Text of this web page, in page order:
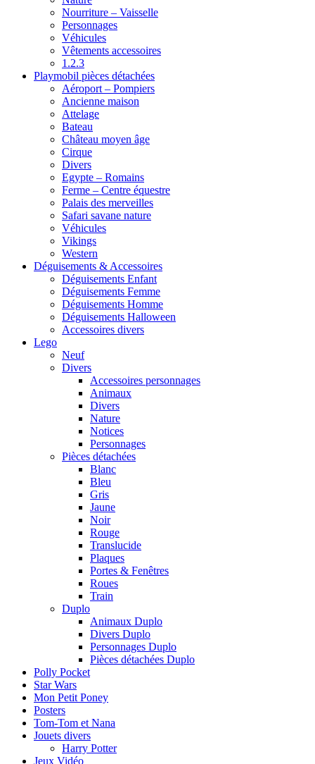
Nourriture – Vaisselle
Personnages
Véhicules
Vêtements accessoires
1.2.3
Playmobil pièces détachées
Aéroport – Pompiers
Ancienne maison
Attelage
Bateau
Château moyen âge
Cirque
Divers
Egypte – Romains
Ferme – Centre équestre
Palais des merveilles
Safari savane nature
Véhicules
Vikings
Western
Déguisements & Accessoires
Déguisements Enfant
Déguisements Femme
Déguisements Homme
Déguisements Halloween
Accessoires divers
Lego
Neuf
Divers
Accessoires personnages
Animaux
Divers
Nature
Notices
Personnages
Pièces détachées
Blanc
Bleu
Gris
Jaune
Noir
Rouge
Translucide
Plaques
Portes & Fenêtres
Roues
Train
Duplo
Animaux Duplo
Divers Duplo
Personnages Duplo
Pièces détachées Duplo
Polly Pocket
Star Wars
Mon Petit Poney
Posters
Tom-Tom et Nana
Jouets divers
Harry Potter
Jeux Vidéo